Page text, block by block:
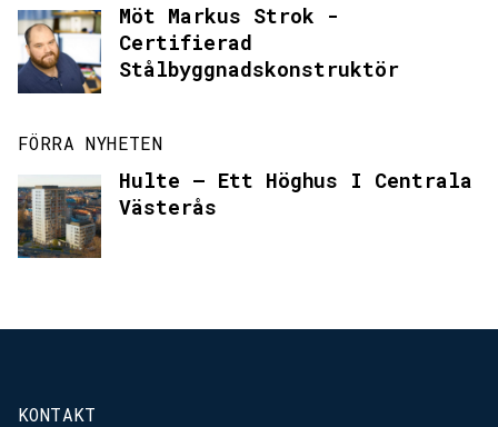
Möt Markus Strok -
Certifierad
Stålbyggnadskonstruktör
FÖRRA NYHETEN
Hulte – Ett Höghus I Centrala
Västerås
KONTAKT